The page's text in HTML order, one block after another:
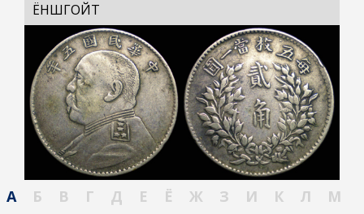
ЁНШГОЙТ
А Б В Г Д Е Ё Ж З И К Л
М